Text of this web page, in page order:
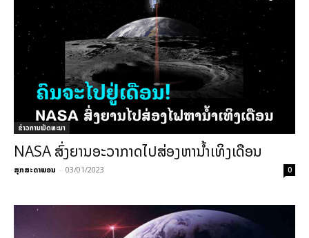
ຂ່າວການພັດທະນາ
NASA ສົ່ງຍານອະວາກາດໄປສ່ອງຫານ້ຳເທິງເດືອນ
ສຸກສະດາພອນ - 03/01/2023 0